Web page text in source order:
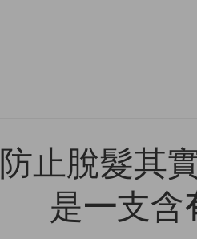
防止脫髮其
是一支